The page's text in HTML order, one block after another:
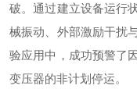
破。通过建立设备运行
械振动、外部激励干扰
验应用中，成功预警了
变压器的非计划停运。